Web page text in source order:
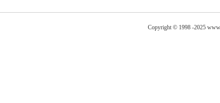
Copyright © 1998 -2025